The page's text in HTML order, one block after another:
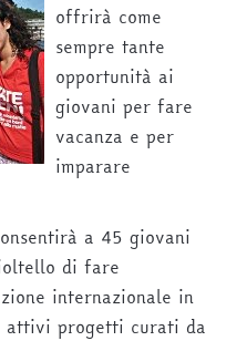
offrirà come
sempre tante
opportunità ai
giovani per fare
vacanza e per
imparare
a 45 giovani
di fare
internazionale in
attivi progetti curati da